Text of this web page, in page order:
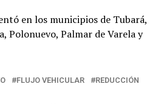
en los municipios de Tubará,
Polonuevo, Palmar de Varela y
FLUJO VEHICULAR REDUCCIÓN